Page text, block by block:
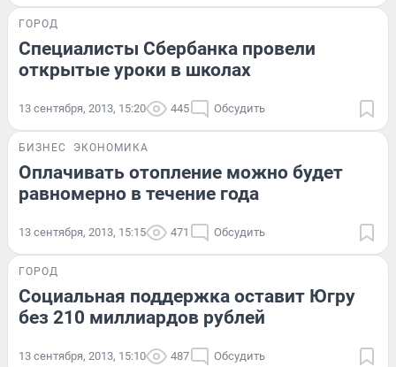
ГОРОД
Специалисты Сбербанка провели
открытые уроки в школах
13 сентября, 2013, 15:20 445 Обсудить
БИЗНЕС ЭКОНОМИКА
Оплачивать отопление можно будет
равномерно в течение года
13 сентября, 2013, 15:15 471 Обсудить
ГОРОД
Социальная поддержка оставит Югру
без 210 миллиардов рублей
13 сентября, 2013, 15:10 487 Обсудить